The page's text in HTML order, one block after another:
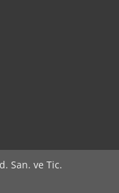
San. ve Tic.